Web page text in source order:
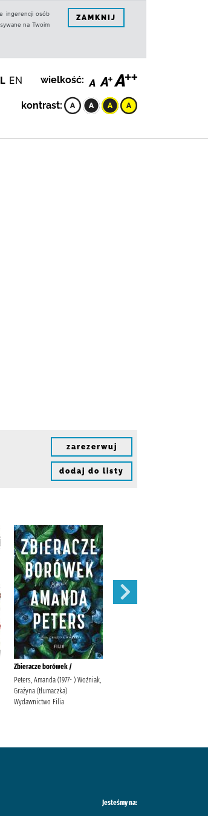
ingerencji osób
na Twoim
ZAMKNIJ
EN wielkość:
kontrast:
zarezerwuj
dodaj do listy
Zbieracze borówek /
Peters, Amanda (1977- ) Woźniak,
Grażyna (tłumaczka)
Wydawnictwo Filia
Jesteśmy na: